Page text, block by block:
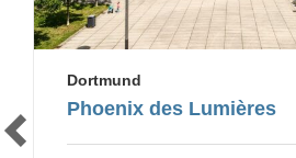
Phoenix des Lumières
Dortmund